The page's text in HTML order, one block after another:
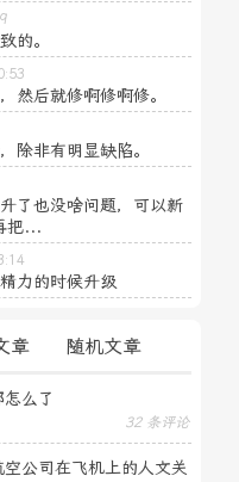
的。
然后就修啊修啊修。
除非有明显缺陷。
了也没啥问题，可以新
把...
力的时候升级
章 随机文章
么了
32 条评论
公司在飞机上的人文关